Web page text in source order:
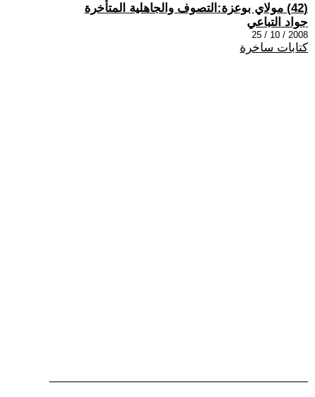
(42) مولاي بوعزة:التصوف والجاهلية المتأخرة
جواد التباعي
2008 / 10 / 25
كتابات ساخرة